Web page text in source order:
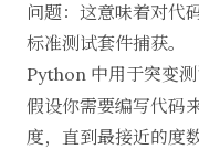
问题：这意味着对代
标准测试套件捕获。
Python 中用于突变
假设你需要编写代码
度，直到最接近的度